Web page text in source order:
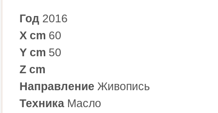
Год 2016
X cm 60
Y cm 50
Z cm
Направление Живопись
Техника Масло